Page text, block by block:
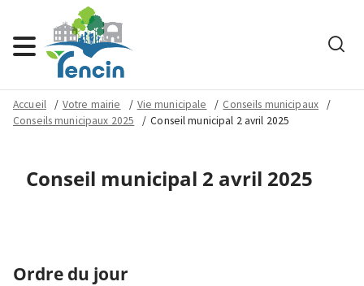
Menu
Accueil Votre mairie Vie municipale
Conseils municipaux
Conseils municipaux 2025
Conseil municipal 2 avril 2025
Conseil municipal 2 avril 2025
Ordre du jour